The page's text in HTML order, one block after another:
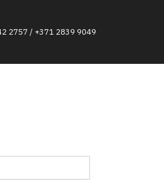
2757 / +371 2839 9049